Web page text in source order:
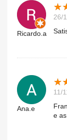
Ricardo.a
★
★
26/
Ana.e
★
★
11/
e